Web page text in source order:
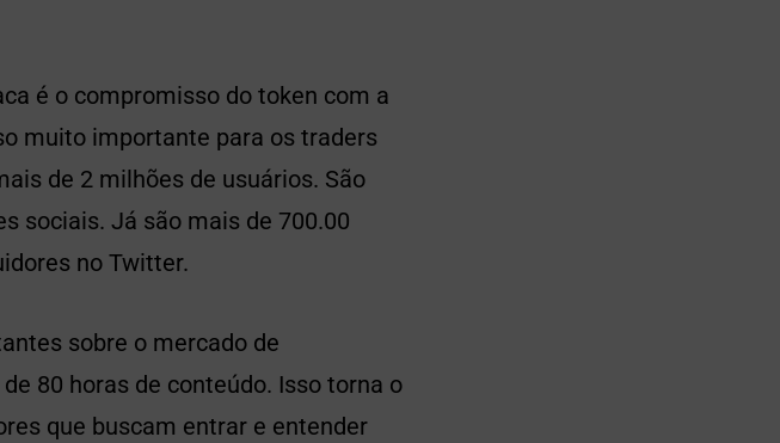
é o compromisso do token com a
muito importante para os traders
de 2 milhões de usuários. São
sociais. Já são mais de 700.00
no Twitter.
sobre o mercado de
80 horas de conteúdo. Isso torna o
que buscam entrar e entender